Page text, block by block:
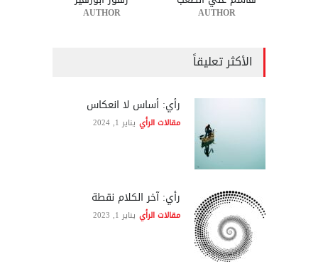
AUTHOR
AUTHOR
الأكثر تعليقاً
رأي: أساس لا انعكاس
مقالات الرأي يناير 1, 2024
رأي: آخر الكلام نقطة
مقالات الرأي يناير 1, 2023